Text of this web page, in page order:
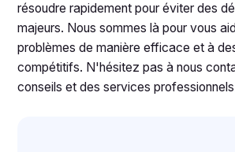
résoudre rapidement pour éviter des
majeurs. Nous sommes là pour vous
problèmes de manière efficace et à
compétitifs. N'hésitez pas à nous
conseils et des services